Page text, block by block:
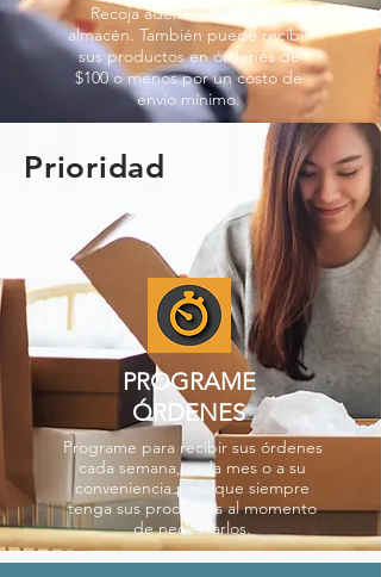
Recoja además en nuestro
almacén. También puede recibir
sus productos en órdenes de
$100 o menos por un costo de
envío mínimo.
Prioridad
PROGRAME
ÓRDENES
Programe para recibir sus órdenes
cada semana, cada mes o a su
conveniencia para que siempre
tenga sus productos al momento
de necesitarlos.